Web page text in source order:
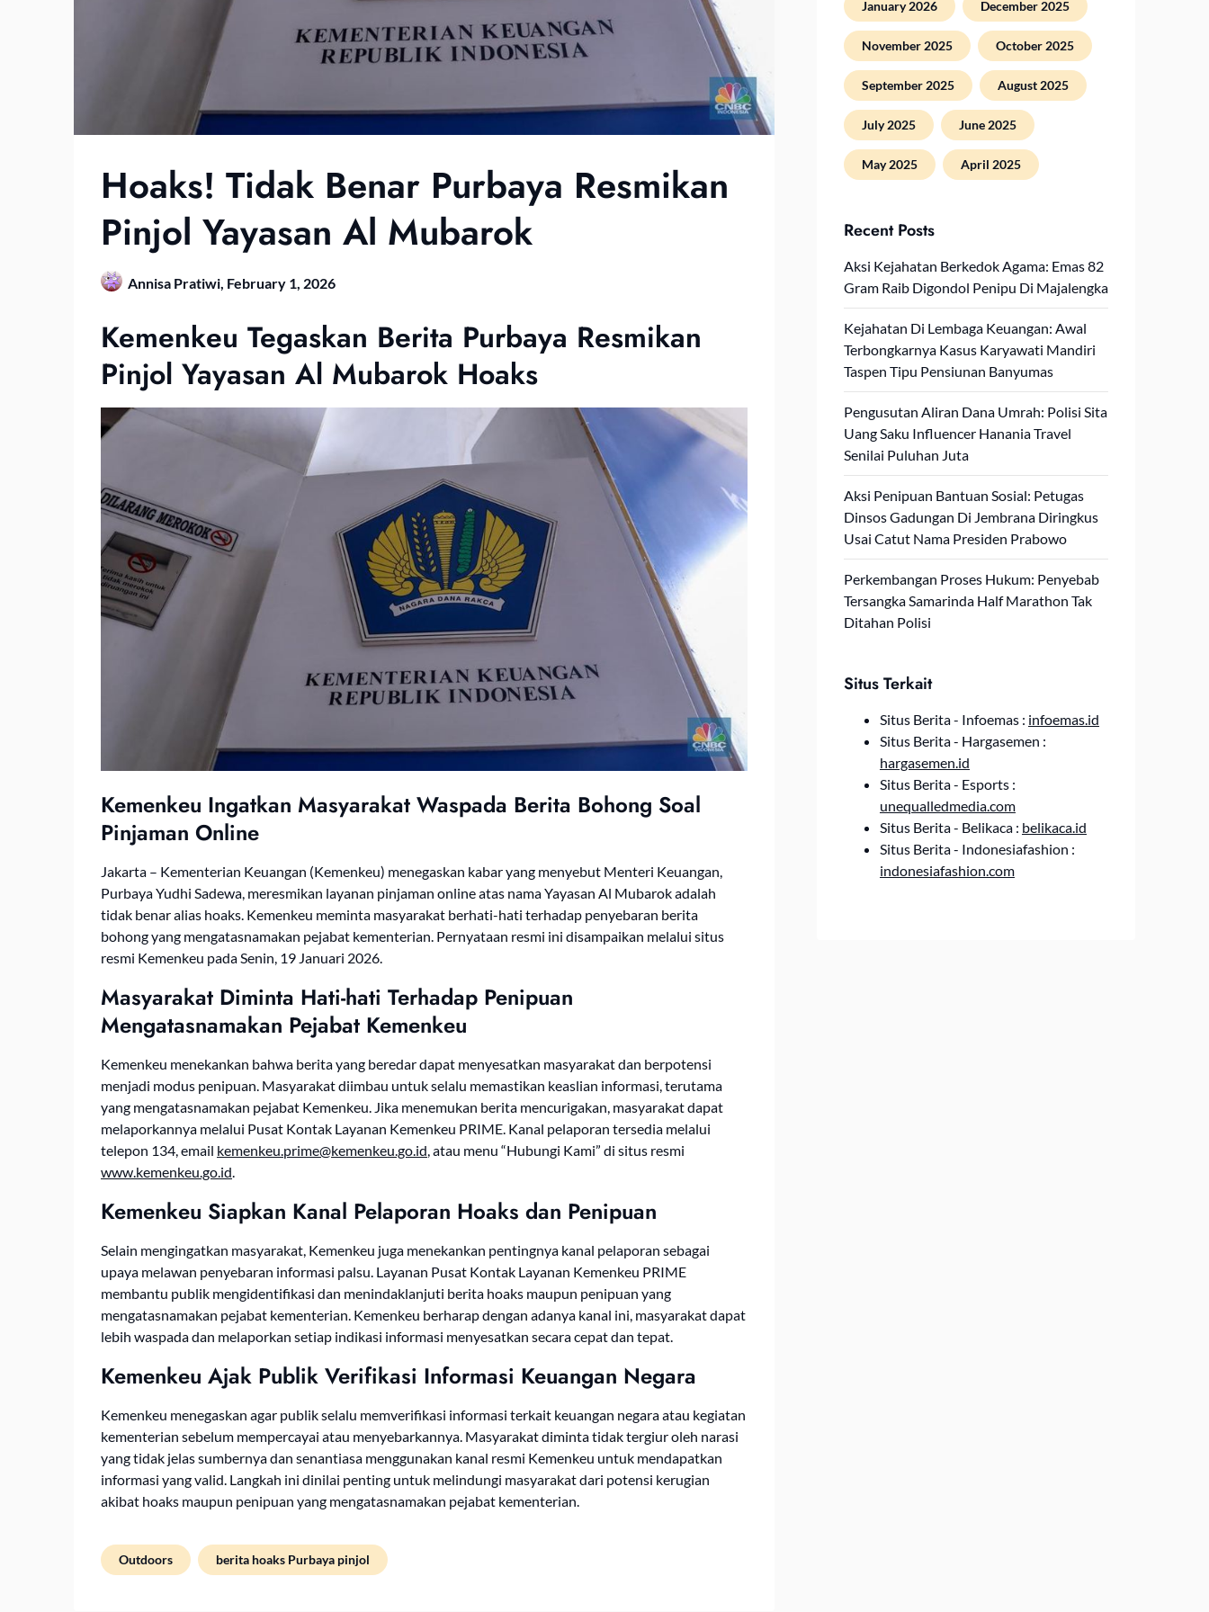
Hoaks! Tidak Benar Purbaya Resmikan
Pinjol Yayasan Al Mubarok
Annisa Pratiwi, February 1, 2026
Kemenkeu Tegaskan Berita Purbaya Resmikan
Pinjol Yayasan Al Mubarok Hoaks
Kemenkeu Ingatkan Masyarakat Waspada Berita Bohong Soal
Pinjaman Online
Jakarta – Kementerian Keuangan (Kemenkeu) menegaskan kabar yang menyebut Menteri Keuangan,
Purbaya Yudhi Sadewa, meresmikan layanan pinjaman online atas nama Yayasan Al Mubarok adalah
tidak benar alias hoaks. Kemenkeu meminta masyarakat berhati-hati terhadap penyebaran berita
bohong yang mengatasnamakan pejabat kementerian. Pernyataan resmi ini disampaikan melalui situs
resmi Kemenkeu pada Senin, 19 Januari 2026.
Masyarakat Diminta Hati-hati Terhadap Penipuan
Mengatasnamakan Pejabat Kemenkeu
Kemenkeu menekankan bahwa berita yang beredar dapat menyesatkan masyarakat dan berpotensi
menjadi modus penipuan. Masyarakat diimbau untuk selalu memastikan keaslian informasi, terutama
yang mengatasnamakan pejabat Kemenkeu. Jika menemukan berita mencurigakan, masyarakat dapat
melaporkannya melalui Pusat Kontak Layanan Kemenkeu PRIME. Kanal pelaporan tersedia melalui
telepon 134, email kemenkeu.prime@kemenkeu.go.id, atau menu “Hubungi Kami” di situs resmi
www.kemenkeu.go.id.
Kemenkeu Siapkan Kanal Pelaporan Hoaks dan Penipuan
Selain mengingatkan masyarakat, Kemenkeu juga menekankan pentingnya kanal pelaporan sebagai
upaya melawan penyebaran informasi palsu. Layanan Pusat Kontak Layanan Kemenkeu PRIME
membantu publik mengidentifikasi dan menindaklanjuti berita hoaks maupun penipuan yang
mengatasnamakan pejabat kementerian. Kemenkeu berharap dengan adanya kanal ini, masyarakat dapat
lebih waspada dan melaporkan setiap indikasi informasi menyesatkan secara cepat dan tepat.
Kemenkeu Ajak Publik Verifikasi Informasi Keuangan Negara
Kemenkeu menegaskan agar publik selalu memverifikasi informasi terkait keuangan negara atau kegiatan
kementerian sebelum mempercayai atau menyebarkannya. Masyarakat diminta tidak tergiur oleh narasi
yang tidak jelas sumbernya dan senantiasa menggunakan kanal resmi Kemenkeu untuk mendapatkan
informasi yang valid. Langkah ini dinilai penting untuk melindungi masyarakat dari potensi kerugian
akibat hoaks maupun penipuan yang mengatasnamakan pejabat kementerian.
Outdoors berita hoaks Purbaya pinjol
January 2026 December 2025
November 2025 October 2025
September 2025 August 2025
July 2025 June 2025
May 2025 April 2025
Recent Posts
Aksi Kejahatan Berkedok Agama: Emas 82
Gram Raib Digondol Penipu Di Majalengka
Kejahatan Di Lembaga Keuangan: Awal
Terbongkarnya Kasus Karyawati Mandiri
Taspen Tipu Pensiunan Banyumas
Pengusutan Aliran Dana Umrah: Polisi Sita
Uang Saku Influencer Hanania Travel
Senilai Puluhan Juta
Aksi Penipuan Bantuan Sosial: Petugas
Dinsos Gadungan Di Jembrana Diringkus
Usai Catut Nama Presiden Prabowo
Perkembangan Proses Hukum: Penyebab
Tersangka Samarinda Half Marathon Tak
Ditahan Polisi
Situs Terkait
Situs Berita - Infoemas : infoemas.id
Situs Berita - Hargasemen :
hargasemen.id
Situs Berita - Esports :
unequalledmedia.com
Situs Berita - Belikaca : belikaca.id
Situs Berita - Indonesiafashion :
indonesiafashion.com